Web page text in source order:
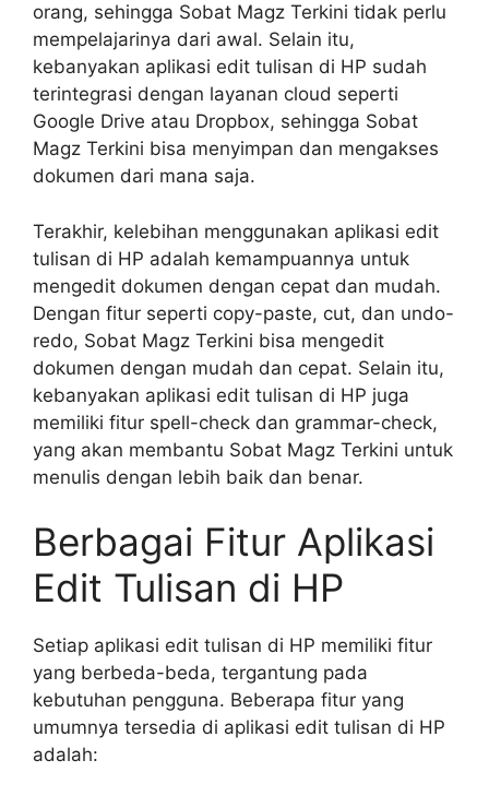
orang, sehingga Sobat Magz Terkini tidak perlu
mempelajarinya dari awal. Selain itu,
kebanyakan aplikasi edit tulisan di HP sudah
terintegrasi dengan layanan cloud seperti
Google Drive atau Dropbox, sehingga Sobat
Magz Terkini bisa menyimpan dan mengakses
dokumen dari mana saja.
Terakhir, kelebihan menggunakan aplikasi edit
tulisan di HP adalah kemampuannya untuk
mengedit dokumen dengan cepat dan mudah.
Dengan fitur seperti copy-paste, cut, dan undo-
redo, Sobat Magz Terkini bisa mengedit
dokumen dengan mudah dan cepat. Selain itu,
kebanyakan aplikasi edit tulisan di HP juga
memiliki fitur spell-check dan grammar-check,
yang akan membantu Sobat Magz Terkini untuk
menulis dengan lebih baik dan benar.
Berbagai Fitur Aplikasi
Edit Tulisan di HP
Setiap aplikasi edit tulisan di HP memiliki fitur
yang berbeda-beda, tergantung pada
kebutuhan pengguna. Beberapa fitur yang
umumnya tersedia di aplikasi edit tulisan di HP
adalah: